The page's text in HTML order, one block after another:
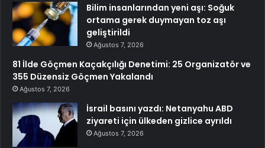
Bilim insanlarından yeni aşı: Soğuk
ortama gerek duymayan toz aşı
geliştirildi
Ağustos 7, 2026
81 İlde Göçmen Kaçakçılığı Denetimi: 25 Organizatör ve
355 Düzensiz Göçmen Yakalandı
Ağustos 7, 2026
İsrail basını yazdı: Netanyahu ABD
ziyareti için ülkeden gizlice ayrıldı
Ağustos 7, 2026